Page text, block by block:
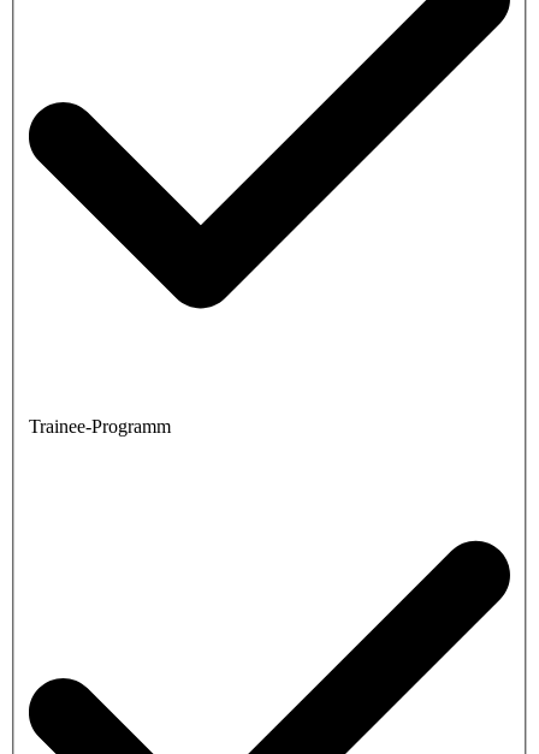
Trainee-Programm